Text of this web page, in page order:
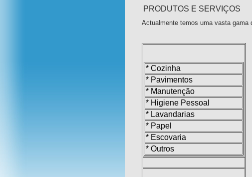
PRODUTOS E SERVIÇOS
Actualmente temos uma vasta gama
* Cozinha
* Pavimentos
* Manutenção
* Higiene Pessoal
* Lavandarias
* Papel
* Escovaria
* Outros